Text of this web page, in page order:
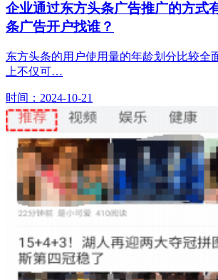
企业通过东方头条广告推广的方式
条广告开户找谁？
东方头条的用户使用量的年龄划分比较全
上不仅可…
时间：2024-10-21